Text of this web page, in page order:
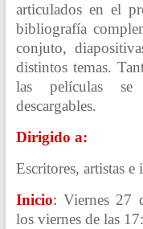
articulados en el
bibliografía
conjuto,
distintos temas.
las películas se
descargables.
Dirigido a:
Escritores, artistas e
Inicio: Viernes 27
los viernes de las